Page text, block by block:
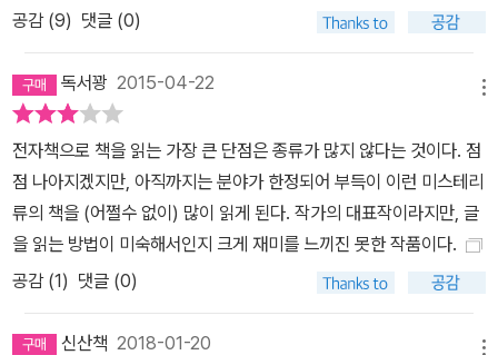
공감 (9) 댓글 (0)
독서꽝 2015-04-22
전자책으로 책을 읽는 가장 큰 단점은 종류가 많지 않다는 것이다. 점
점 나아지겠지만, 아직까지는 분야가 한정되어 부득이 이런 미스테리
류의 책을 (어쩔수 없이) 많이 읽게 된다. 작가의 대표작이라지만, 글
을 읽는 방법이 미숙해서인지 크게 재미를 느끼진 못한 작품이다.
공감 (1) 댓글 (0)
신산책 2018-01-20